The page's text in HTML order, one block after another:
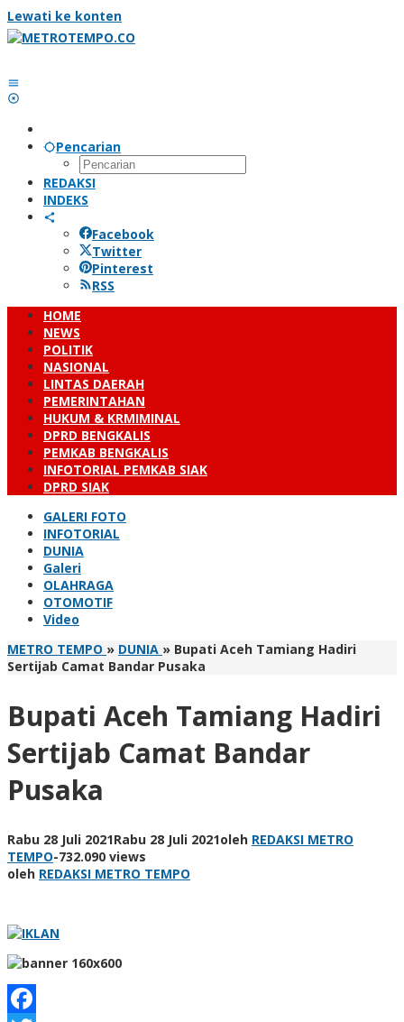
Lewati ke konten
Pencarian
REDAKSI
INDEKS
Facebook
Twitter
Pinterest
RSS
HOME
NEWS
POLITIK
NASIONAL
LINTAS DAERAH
PEMERINTAHAN
HUKUM & KRMIMINAL
DPRD BENGKALIS
PEMKAB BENGKALIS
INFOTORIAL PEMKAB SIAK
DPRD SIAK
GALERI FOTO
INFOTORIAL
DUNIA
Galeri
OLAHRAGA
OTOMOTIF
Video
METRO TEMPO » DUNIA » Bupati Aceh Tamiang Hadiri
Sertijab Camat Bandar Pusaka
Bupati Aceh Tamiang Hadiri
Sertijab Camat Bandar
Pusaka
Rabu 28 Juli 2021Rabu 28 Juli 2021oleh REDAKSI METRO
TEMPO-732.090 views
oleh REDAKSI METRO TEMPO